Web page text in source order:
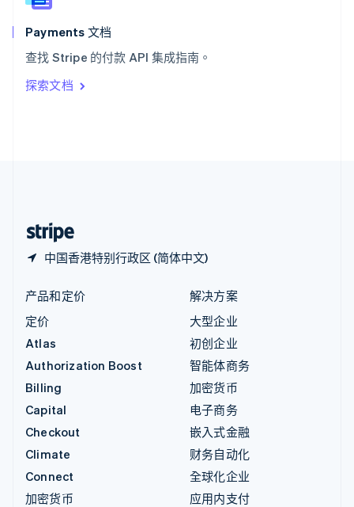
Payments 文档
查找 Stripe 的付款 API 集成指南。
探索文档
中国香港特别行政区 (简体中文)
匈牙利
English
ItalianoEnglish
印度
English
产品和定价
定价
Atlas
Authorization Boost
Billing
Capital
Checkout
Climate
Connect
加密货币
解决方案
大型企业
初创企业
智能体商务
加密货币
电子商务
嵌入式金融
财务自动化
全球化企业
应用内支付